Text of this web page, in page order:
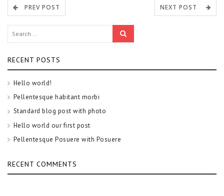
PREV POST NEXT POST
RECENT POSTS
Hello world!
Pellentesque habitant morbi
Standard blog post with photo
Hello world our first post
Pellentesque Posuere with Posuere
RECENT COMMENTS